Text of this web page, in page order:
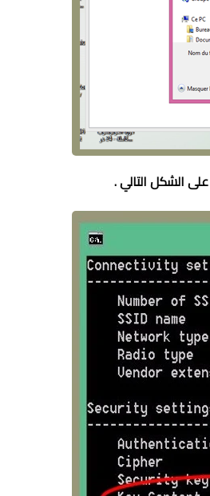
الشكل التالي .